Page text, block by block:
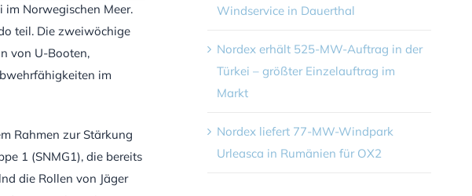
Norwegischen Meer.
teil. Die zweiwöchige
von U-Booten,
im
Rahmen zur Stärkung
1 (SNMG1), die bereits
die Rollen von Jäger
Windservice in Dauerthal
Nordex erhält 525-MW-Auftrag in der
Türkei – größter Einzelauftrag im
Markt
Nordex liefert 77-MW-Windpark
Urleasca in Rumänien für OX2